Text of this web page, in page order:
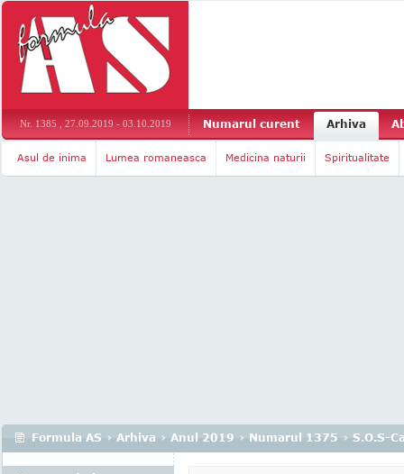
Nr. 1385 , 27.09.2019 - 03.10.2019 Numarul curent Arhiva
Asul de inima Lumea romaneasca Medicina naturii Spiritualitate
Formula AS › Arhiva › Anul 2019 › Numarul 1375 › S.O.S-